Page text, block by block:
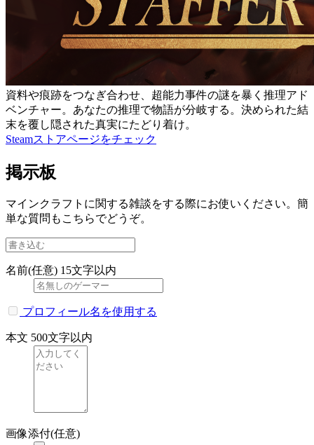
資料や痕跡をつなぎ合わせ、超能力事件の謎を暴く推理アド
ベンチャー。あなたの推理で物語が分岐する。決められた結
末を覆し隠された真実にたどり着け。
Steamストアページをチェック
掲示板
マインクラフトに関する雑談をする際にお使いください。簡
単な質問もこちらでどうぞ。
名前(任意) 15文字以内
プロフィール名を使用する
本文 500文字以内
画像添付(任意)